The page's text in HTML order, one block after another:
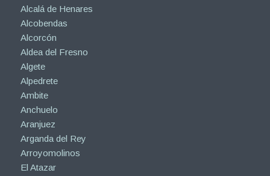
Alcalá de Henares
Alcobendas
Alcorcón
Aldea del Fresno
Algete
Alpedrete
Ambite
Anchuelo
Aranjuez
Arganda del Rey
Arroyomolinos
El Atazar